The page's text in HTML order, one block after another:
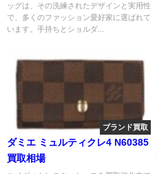
ッグは、その洗練されたデザインと実用性
で、多くのファッション愛好家に選ばれて
います。手持ちとショルダ...
ブランド買取
ダミエ ミュルティクレ4 N60385
買取相場